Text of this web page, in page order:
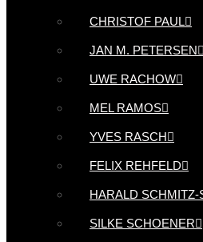
CHRISTOF PAUL
JAN M. PETERSEN
UWE RACHOW
MEL RAMOS
YVES RASCH
FELIX REHFELD
HARALD SCHMITZ-
SILKE SCHOENER